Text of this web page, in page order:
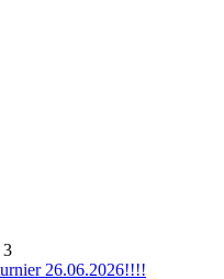
26.06.2026!!!!